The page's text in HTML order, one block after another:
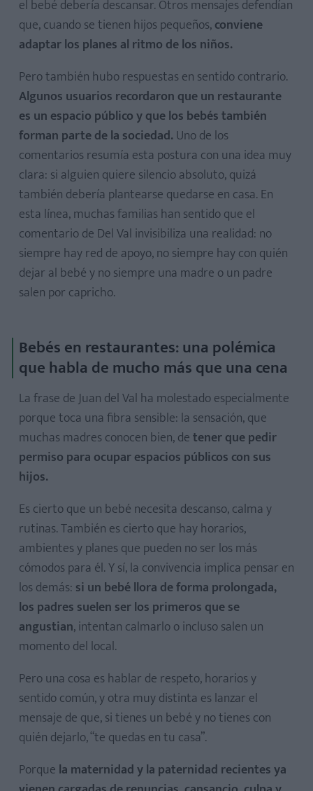
el bebé debería descansar. Otros mensajes defendían
que, cuando se tienen hijos pequeños,conviene
adaptar los planes al ritmo de los niños.
Pero también hubo respuestas en sentido contrario.
Algunos usuarios recordaron que un restaurante
es un espacio público y que los bebés también
forman parte de la sociedad. Uno de los
comentarios resumía esta postura con una idea muy
clara: si alguien quiere silencio absoluto, quizá
también debería plantearse quedarse en casa. En
esta línea, muchas familias han sentido que el
comentario de Del Val invisibiliza una realidad: no
siempre hay red de apoyo, no siempre hay con quién
dejar al bebé y no siempre una madre o un padre
salen por capricho.
Bebés en restaurantes: una polémica
que habla de mucho más que una cena
La frase de Juan del Val ha molestado especialmente
porque toca una fibra sensible: la sensación, que
muchas madres conocen bien, detener que pedir
permiso para ocupar espacios públicos con sus
hijos.
Es cierto que un bebé necesita descanso, calma y
rutinas. También es cierto que hay horarios,
ambientes y planes que pueden no ser los más
cómodos para él. Y sí, la convivencia implica pensar en
los demás: si un bebé llora de forma prolongada,
los padres suelen ser los primeros que se
angustian, intentan calmarlo o incluso salen un
momento del local.
Pero una cosa es hablar de respeto, horarios y
sentido común, y otra muy distinta es lanzar el
mensaje de que, si tienes un bebé y no tienes con
quién dejarlo, “te quedas en tu casa”.
Porque la maternidad y la paternidad recientes ya